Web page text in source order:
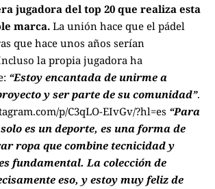
jugadora del top 20 que realiza esta
marca. La unión hace que el pádel
que hace unos años serían
la propia jugadora ha
“Estoy encantada de unirme a
y ser parte de su comunidad”.
p/C3qLO-EIvGv/?hl=es “Para
es un deporte, es una forma de
ropa que combine tecnicidad y
fundamental. La colección de
eso, y estoy muy feliz de